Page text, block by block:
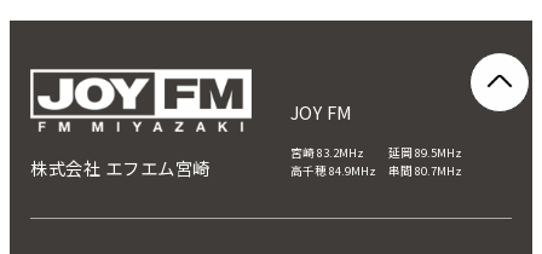
株式会社 エフエム宮崎
JOY FM
宮崎 83.2MHz 延岡 89.5MHz
高千穂 84.9MHz 串間 80.7MHz